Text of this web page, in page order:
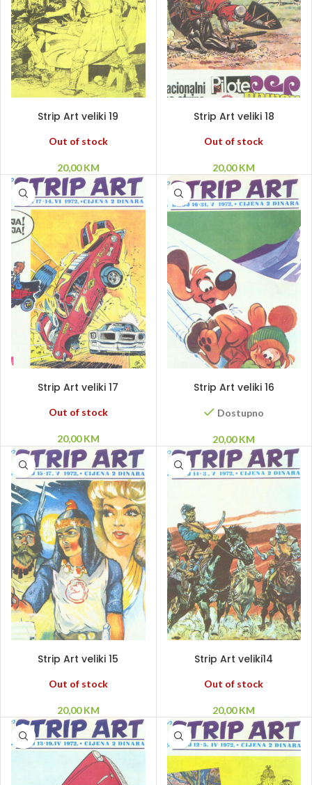
Strip Art veliki 19
Out of stock
20,00KM
Strip Art veliki 18
Out of stock
20,00KM
Strip Art veliki 17
Out of stock
20,00KM
Strip Art veliki 16
Dostupno
20,00KM
Strip Art veliki 15
Out of stock
20,00KM
Strip Art veliki14
Out of stock
20,00KM